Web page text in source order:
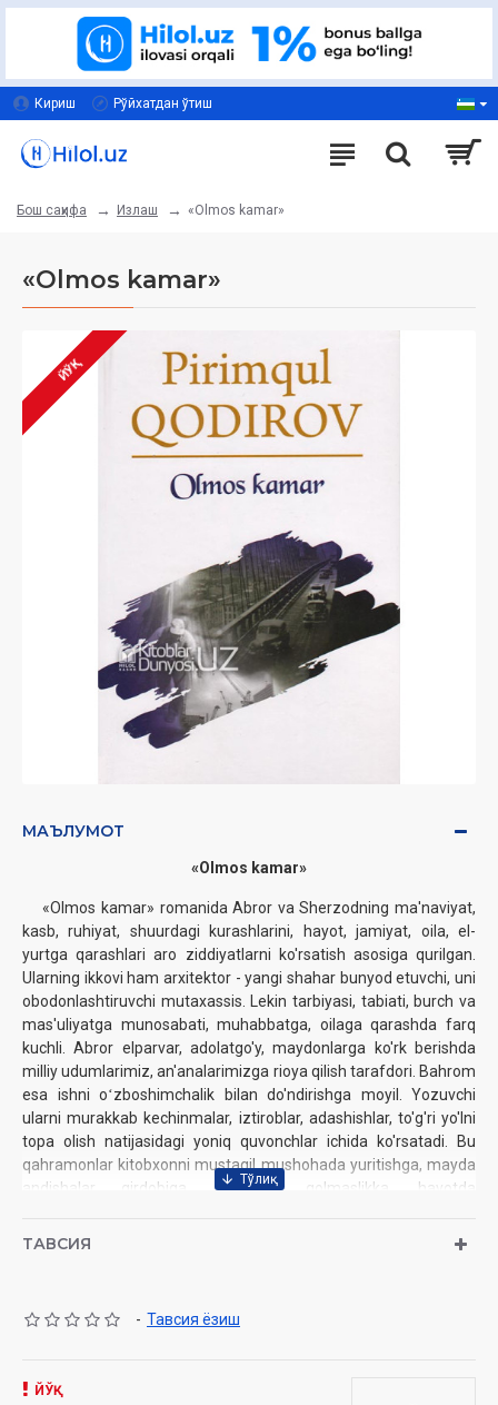
Кириш Рўйхатдан ўтиш
Бош саҳифа Излаш «Olmos kamar»‎
«Olmos kamar»‎
ЙЎҚ
МАЪЛУМОТ
«Olmos kamar»‎
«Olmos kamar»‎ romanida Abror va Sherzodning ma'naviyat,
kasb, ruhiyat, shuurdagi kurashlarini, hayot, jamiyat, oila, el-
yurtga qarashlari aro ziddiyatlarni ko'rsatish asosiga qurilgan.
Ularning ikkovi ham arxitektor - yangi shahar bunyod etuvchi, uni
obodonlashtiruvchi mutaxassis. Lekin tarbiyasi, tabiati, burch va
mas'uliyatga munosabati, muhabbatga, oilaga qarashda farq
kuchli. Abror elparvar, adolatgo'y, maydonlarga ko'rk berishda
milliy udumlarimiz, an'analarimizga rioya qilish tarafdori. Bahrom
esa ishni oʻzboshimchalik bilan do'ndirishga moyil. Yozuvchi
ularni murakkab kechinmalar, iztiroblar, adashishlar, to'g'ri yo'lni
topa olish natijasidagi yoniq quvonchlar ichida ko'rsatadi. Bu
qahramonlar kitobxonni mustaqil mushohada yuritishga, mayda
andishalar girdobiga o'ralashib qolmaslikka, hayotda
Muallif:Pirimqul Qodirov
Hajmi:416 bet
Muqovasi:
ТАВСИЯ
- Тавсия ёзиш
ЙЎҚ